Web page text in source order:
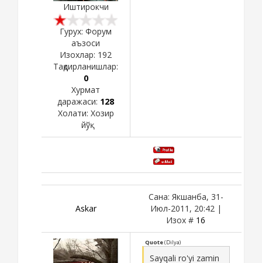
Иштирокчи
Гурух: Форум
аъзоси
Изохлар: 192
Тақдирланишлар:
0
Хурмат
даражаси: 128
Холати: Хозир
йўқ
Askar
Сана: Якшанба, 31-
Июл-2011, 20:42 |
Изох # 16
Quote(Dilya)
Sayqali ro'yi zamin